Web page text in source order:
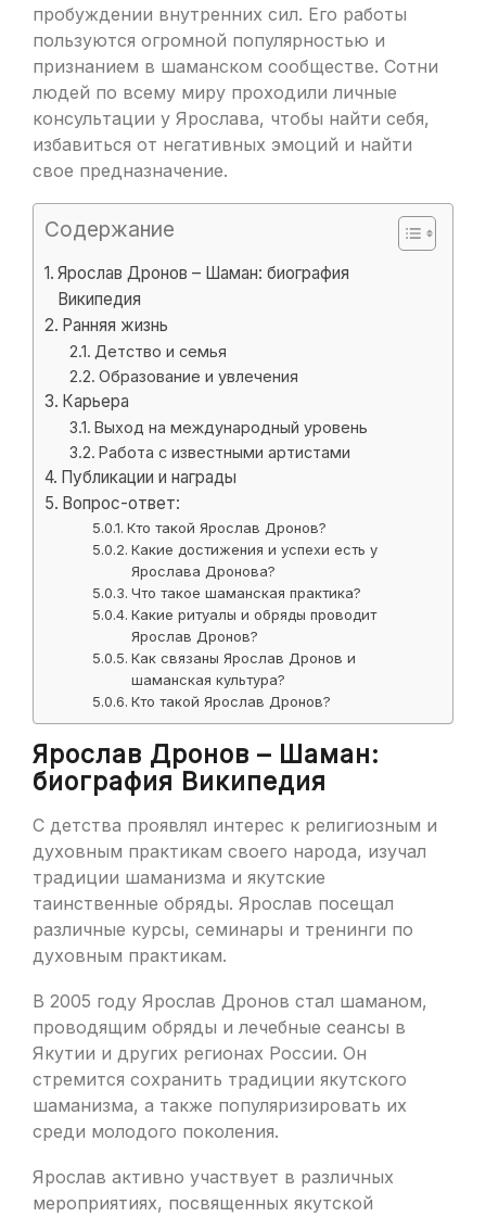
пробуждении внутренних сил. Его работы
пользуются огромной популярностью и
признанием в шаманском сообществе. Сотни
людей по всему миру проходили личные
консультации у Ярослава, чтобы найти себя,
избавиться от негативных эмоций и найти
свое предназначение.
Содержание
Ярослав Дронов – Шаман: биография
Википедия
Ранняя жизнь
Детство и семья
Образование и увлечения
Карьера
Выход на международный уровень
Работа с известными артистами
Публикации и награды
Вопрос-ответ:
Кто такой Ярослав Дронов?
Какие достижения и успехи есть у
Ярослава Дронова?
Что такое шаманская практика?
Какие ритуалы и обряды проводит
Ярослав Дронов?
Как связаны Ярослав Дронов и
шаманская культура?
Кто такой Ярослав Дронов?
Ярослав Дронов – Шаман:
биография Википедия
С детства проявлял интерес к религиозным и
духовным практикам своего народа, изучал
традиции шаманизма и якутские
таинственные обряды. Ярослав посещал
различные курсы, семинары и тренинги по
духовным практикам.
В 2005 году Ярослав Дронов стал шаманом,
проводящим обряды и лечебные сеансы в
Якутии и других регионах России. Он
стремится сохранить традиции якутского
шаманизма, а также популяризировать их
среди молодого поколения.
Ярослав активно участвует в различных
мероприятиях, посвященных якутской